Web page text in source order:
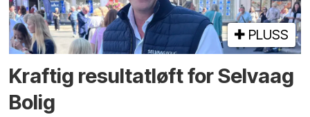
PLUSS
Kraftig resultatløft for Selvaag
Bolig